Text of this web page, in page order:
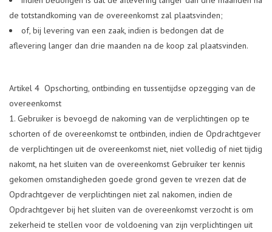
de totstandkoming van de overeenkomst zal plaatsvinden;
of, bij levering van een zaak, indien is bedongen dat de
aflevering langer dan drie maanden na de koop zal plaatsvinden.
Artikel 4 Opschorting, ontbinding en tussentijdse opzegging van de
overeenkomst
Gebruiker is bevoegd de nakoming van de verplichtingen op te
schorten of de overeenkomst te ontbinden, indien de Opdrachtgever
de verplichtingen uit de overeenkomst niet, niet volledig of niet tijdig
nakomt, na het sluiten van de overeenkomst Gebruiker ter kennis
gekomen omstandigheden goede grond geven te vrezen dat de
Opdrachtgever de verplichtingen niet zal nakomen, indien de
Opdrachtgever bij het sluiten van de overeenkomst verzocht is om
zekerheid te stellen voor de voldoening van zijn verplichtingen uit